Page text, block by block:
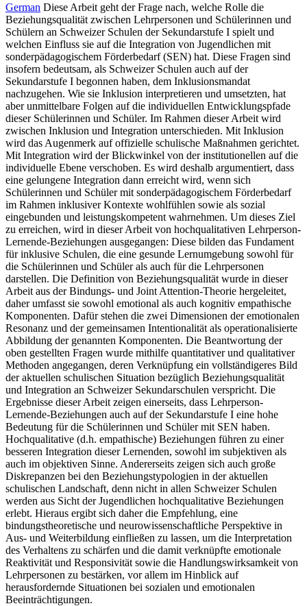
German Diese Arbeit geht der Frage nach, welche Rolle die
Beziehungsqualität zwischen Lehrpersonen und Schülerinnen und
Schülern an Schweizer Schulen der Sekundarstufe I spielt und
welchen Einfluss sie auf die Integration von Jugendlichen mit
sonderpädagogischem Förderbedarf (SEN) hat. Diese Fragen sind
insofern bedeutsam, als Schweizer Schulen auch auf der
Sekundarstufe I begonnen haben, dem Inklusionsmandat
nachzugehen. Wie sie Inklusion interpretieren und umsetzten, hat
aber unmittelbare Folgen auf die individuellen Entwicklungspfade
dieser Schülerinnen und Schüler. Im Rahmen dieser Arbeit wird
zwischen Inklusion und Integration unterschieden. Mit Inklusion
wird das Augenmerk auf offizielle schulische Maßnahmen gerichtet.
Mit Integration wird der Blickwinkel von der institutionellen auf die
individuelle Ebene verschoben. Es wird deshalb argumentiert, dass
eine gelungene Integration dann erreicht wird, wenn sich
Schülerinnen und Schüler mit sonderpädagogischem Förderbedarf
im Rahmen inklusiver Kontexte wohlfühlen sowie als sozial
eingebunden und leistungskompetent wahrnehmen. Um dieses Ziel
zu erreichen, wird in dieser Arbeit von hochqualitativen Lehrperson-
Lernende-Beziehungen ausgegangen: Diese bilden das Fundament
für inklusive Schulen, die eine gesunde Lernumgebung sowohl für
die Schülerinnen und Schüler als auch für die Lehrpersonen
darstellen. Die Definition von Beziehungsqualität wurde in dieser
Arbeit aus der Bindungs- und Joint Attention-Theorie hergeleitet,
daher umfasst sie sowohl emotional als auch kognitiv empathische
Komponenten. Dafür stehen die zwei Dimensionen der emotionalen
Resonanz und der gemeinsamen Intentionalität als operationalisierte
Abbildung der genannten Komponenten. Die Beantwortung der
oben gestellten Fragen wurde mithilfe quantitativer und qualitativer
Methoden angegangen, deren Verknüpfung ein vollständigeres Bild
der aktuellen schulischen Situation bezüglich Beziehungsqualität
und Integration an Schweizer Sekundarschulen verspricht. Die
Ergebnisse dieser Arbeit zeigen einerseits, dass Lehrperson-
Lernende-Beziehungen auch auf der Sekundarstufe I eine hohe
Bedeutung für die Schülerinnen und Schüler mit SEN haben.
Hochqualitative (d.h. empathische) Beziehungen führen zu einer
besseren Integration dieser Lernenden, sowohl im subjektiven als
auch im objektiven Sinne. Andererseits zeigen sich auch große
Diskrepanzen bei den Beziehungstypologien in der aktuellen
schulischen Landschaft, denn nicht in allen Schweizer Schulen
werden aus Sicht der Jugendlichen hochqualitative Beziehungen
erlebt. Hieraus ergibt sich daher die Empfehlung, eine
bindungstheoretische und neurowissenschaftliche Perspektive in
Aus- und Weiterbildung einfließen zu lassen, um die Interpretation
des Verhaltens zu schärfen und die damit verknüpfte emotionale
Reaktivität und Responsivität sowie die Handlungswirksamkeit von
Lehrpersonen zu bestärken, vor allem im Hinblick auf
herausfordernde Situationen bei sozialen und emotionalen
Beeinträchtigungen.